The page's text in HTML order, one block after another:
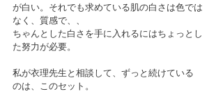
が白い。それでも求めている肌の白さは色では
なく、質感で、、
ちゃんとした白さを手に入れるにはちょっとし
た努力が必要。
私が衣理先生と相談して、ずっと続けている
のは、このセット。